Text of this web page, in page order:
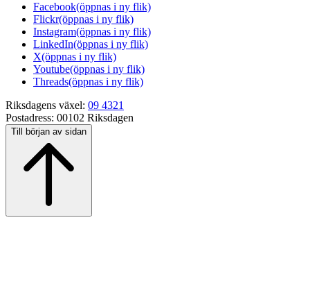
Facebook(öppnas i ny flik)
Flickr(öppnas i ny flik)
Instagram(öppnas i ny flik)
LinkedIn(öppnas i ny flik)
X(öppnas i ny flik)
Youtube(öppnas i ny flik)
Threads(öppnas i ny flik)
Riksdagens växel: 09 4321
Postadress: 00102 Riksdagen
Till början av sidan